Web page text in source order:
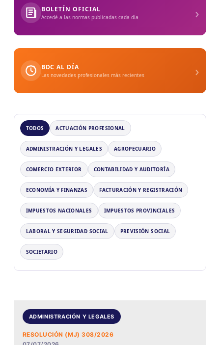
BOLETÍN OFICIAL
Accedé a las normas publicadas cada día ›
BDC AL DÍA
Las novedades profesionales más recientes ›
TODOS ACTUACIÓN PROFESIONAL
ADMINISTRACIÓN Y LEGALES AGROPECUARIO
COMERCIO EXTERIOR CONTABILIDAD Y AUDITORÍA
ECONOMÍA Y FINANZAS FACTURACIÓN Y REGISTRACIÓN
IMPUESTOS NACIONALES IMPUESTOS PROVINCIALES
LABORAL Y SEGURIDAD SOCIAL PREVISIÓN SOCIAL
SOCIETARIO
ADMINISTRACIÓN Y LEGALES
RESOLUCIÓN (MJ) 308/2026